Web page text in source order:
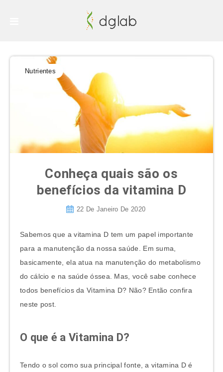
Nutrientes
Conheça quais são os
benefícios da vitamina D
22 De Janeiro De 2020
Sabemos que a vitamina D tem um papel importante
para a manutenção da nossa saúde. Em suma,
basicamente, ela atua na manutenção do metabolismo
do cálcio e na saúde óssea. Mas, você sabe conhece
todos benefícios da Vitamina D? Não? Então confira
neste post.
O que é a Vitamina D?
Tendo o sol como sua principal fonte, a vitamina D é